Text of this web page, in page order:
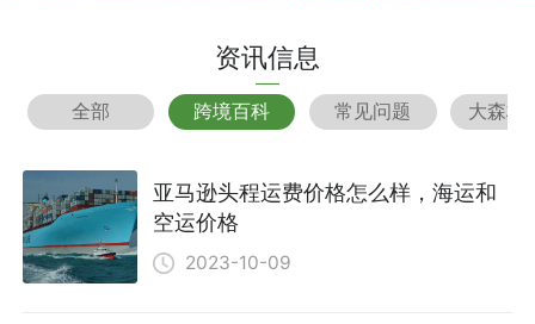
资讯信息
全部 跨境百科 常见问题 大森林
亚马逊头程运费价格怎么样，海运和
空运价格
2023-10-09